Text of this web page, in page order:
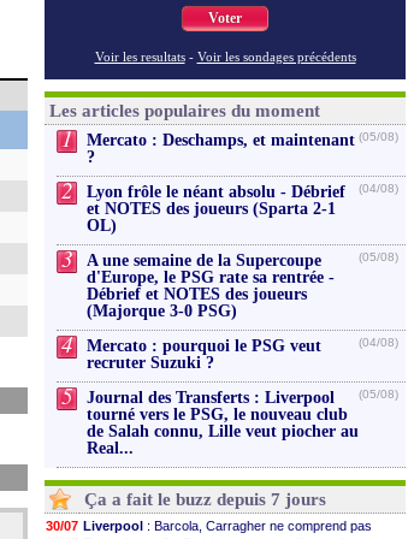
Voter
Voir les resultats - Voir les sondages précédents
Les articles populaires du moment
1
Mercato : Deschamps, et maintenant
?
(05/08)
2
Lyon frôle le néant absolu - Débrief
et NOTES des joueurs (Sparta 2-1
OL)
(04/08)
3
A une semaine de la Supercoupe
d'Europe, le PSG rate sa rentrée -
Débrief et NOTES des joueurs
(Majorque 3-0 PSG)
(05/08)
4
Mercato : pourquoi le PSG veut
recruter Suzuki ?
(04/08)
5
Journal des Transferts : Liverpool
tourné vers le PSG, le nouveau club
de Salah connu, Lille veut piocher au
Real...
(05/08)
Ça a fait le buzz depuis 7 jours
30/07 Liverpool : Barcola, Carragher ne comprend pas